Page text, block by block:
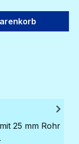
25 mm Rohr